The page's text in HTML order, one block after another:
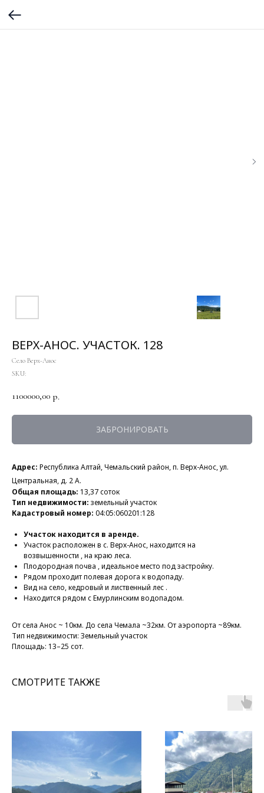
ВЕРХ-АНОС. УЧАСТОК. 128
Село Верх-Анос
SKU:
1100000,00 р.
ЗАБРОНИРОВАТЬ
Адрес: Республика Алтай, Чемальский район, п. Верх-Анос, ул.
Центральная, д. 2 А.
Общая площадь: 13,37 соток
Тип недвижимости: земельный участок
Кадастровый номер: 04:05:060201:128
Участок находится в аренде.
Участок расположен в с. Верх-Анос, находится на
возвышенности , на краю леса.
Плодородная почва , идеальное место под застройку.
Рядом проходит полевая дорога к водопаду.
Вид на село, кедровый и лиственный лес .
Находится рядом с Емурлинским водопадом.
От села Анос ~ 10км. До села Чемала ~32км. От аэропорта ~89км.
Тип недвижимости: Земельный участок
Площадь: 13–25 сот.
СМОТРИТЕ ТАКЖЕ